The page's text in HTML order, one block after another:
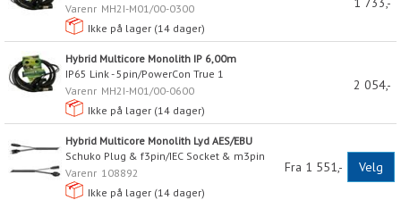
Varenr MH2I-M01/00-0300
Ikke på lager (14 dager)
Hybrid Multicore Monolith IP 6,00m
IP65 Link - 5pin/PowerCon True 1
Varenr MH2I-M01/00-0600
Ikke på lager (14 dager)
2 054,-
Hybrid Multicore Monolith Lyd AES/EBU
Schuko Plug & f3pin/IEC Socket & m3pin
Varenr 108892
Ikke på lager (14 dager)
Fra 1 551,- Velg